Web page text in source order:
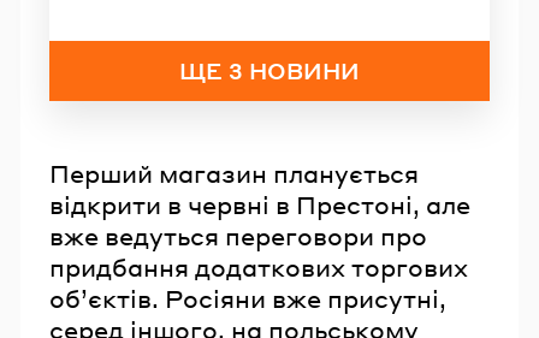
ЩЕ 3 НОВИНИ
Перший магазин планується
відкрити в червні в Престоні, але
вже ведуться переговори про
придбання додаткових торгових
обʼєктів. Росіяни вже присутні,
серед іншого, на польському